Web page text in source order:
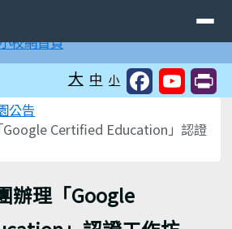
大 中 小
公告
Google Certified Education」認證
辦理「Google